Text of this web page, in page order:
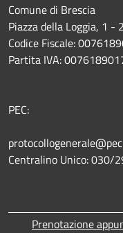
Comune di Brescia
Piazza della Loggia, 1 -
Codice Fiscale:
Partita IVA:
PEC:
Centralino Unico: 030/
Prenotazione